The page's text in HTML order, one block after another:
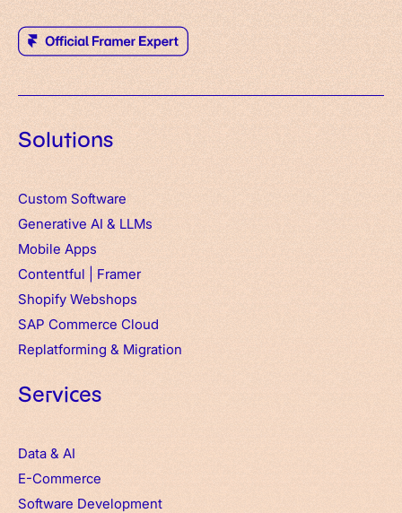
Solutions
Custom Software
Generative AI & LLMs
Mobile Apps
Contentful
Framer
Shopify Webshops
SAP Commerce Cloud
Replatforming & Migration
Services
Data & AI
E-Commerce
Software Development